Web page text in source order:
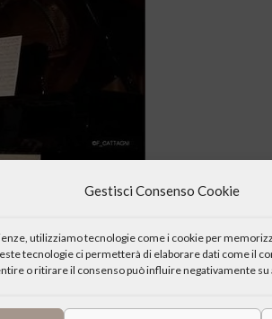
Gestisci Consenso Cookie
utilizziamo tecnologie come i cookie per
tecnologie ci permetterà di elaborare dati come il
o ritirare il consenso può influire negativamente
“La nota dominante. Il cuore e il destino”